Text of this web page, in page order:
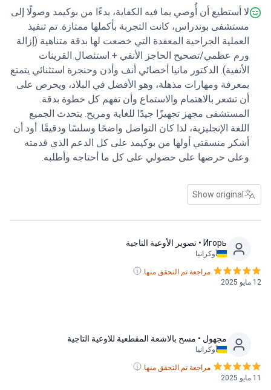
ورغم أن التعافي عملية تستغرق وقتًا، إلا أن الدعم كان
بصراحة، من التخطيط الأولي إلى بيئة العيادة نفسها، لا
أي شيء يمكن تحسينه. كل شيء تم التعامل معه على أكمل
شعرت حقًا أن الفريق بأكمله، من الطاقم الإداري إلى
كان ممتازًا.
أستطيع أن أُوصي بما فيه الكفاية، بدءًا من بوكيمد وصولًا إلى
بوندراس، كانت التجربة بأكملها ممتازة. تم تنفيذ
الجراحية المعقدة التي خضعت لها بدقة متناهية (إزالة
عظمي/تصحيح الحاجز الأنفي + استئصال القرينات
الدكتور مانيا أخصائي أنف وأذن وحنجرة استثنائي يتمتع
ومهارات مذهلة، وهو الأفضل في البلاد، ويحرص على
تشعر بالاهتمام والاستماع وأن تفهم كل خطوة بدقة.
مجهز تجهيزًا جيدًا للغاية ومريح. يتحدث الجميع
الإنجليزية، لذا كان التواصل واضحًا وسلسًا ودقيقًا. أود أن
منسقتي أولها من بوكيمد على كل الدعم الذي قدمته
حرصها على حصولي على كل ما أحتاجه وأطلبه.
Show original
Игорь • تصوير الأوعية التاجية
أوكرانيا
مراجعة تم التحقق منها.
مجهول• مسح بالاشعة المقطعية للاوعية التاجية
أوكرانيا
مراجعة تم التحقق منها.